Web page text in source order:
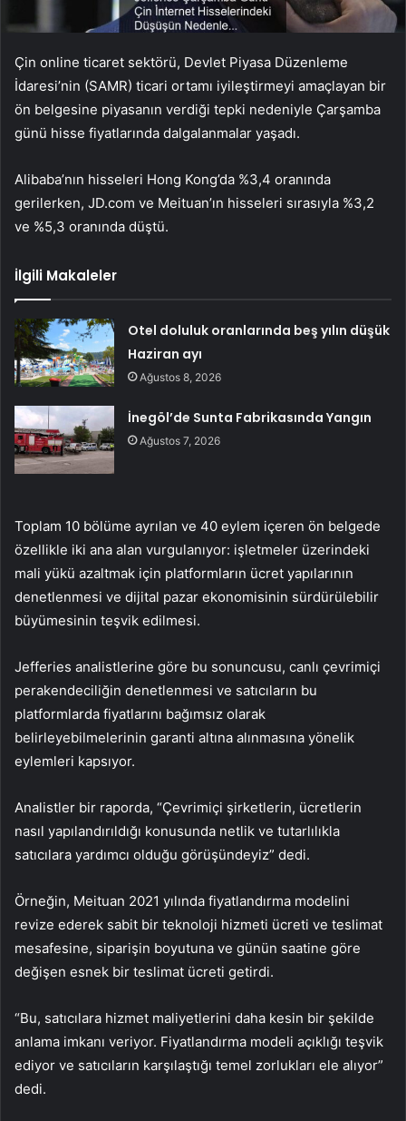
Çin online ticaret sektörü, Devlet Piyasa Düzenleme
İdaresi’nin (SAMR) ticari ortamı iyileştirmeyi amaçlayan bir
ön belgesine piyasanın verdiği tepki nedeniyle Çarşamba
günü hisse fiyatlarında dalgalanmalar yaşadı.
Alibaba’nın hisseleri Hong Kong’da %3,4 oranında
gerilerken, JD.com ve Meituan’ın hisseleri sırasıyla %3,2
ve %5,3 oranında düştü.
İlgili Makaleler
Otel doluluk oranlarında beş yılın düşük
Haziran ayı
Ağustos 8, 2026
İnegöl’de Sunta Fabrikasında Yangın
Ağustos 7, 2026
Toplam 10 bölüme ayrılan ve 40 eylem içeren ön belgede
özellikle iki ana alan vurgulanıyor: işletmeler üzerindeki
mali yükü azaltmak için platformların ücret yapılarının
denetlenmesi ve dijital pazar ekonomisinin sürdürülebilir
büyümesinin teşvik edilmesi.
Jefferies analistlerine göre bu sonuncusu, canlı çevrimiçi
perakendeciliğin denetlenmesi ve satıcıların bu
platformlarda fiyatlarını bağımsız olarak
belirleyebilmelerinin garanti altına alınmasına yönelik
eylemleri kapsıyor.
Analistler bir raporda, “Çevrimiçi şirketlerin, ücretlerin
nasıl yapılandırıldığı konusunda netlik ve tutarlılıkla
satıcılara yardımcı olduğu görüşündeyiz” dedi.
Örneğin, Meituan 2021 yılında fiyatlandırma modelini
revize ederek sabit bir teknoloji hizmeti ücreti ve teslimat
mesafesine, siparişin boyutuna ve günün saatine göre
değişen esnek bir teslimat ücreti getirdi.
“Bu, satıcılara hizmet maliyetlerini daha kesin bir şekilde
anlama imkanı veriyor. Fiyatlandırma modeli açıklığı teşvik
ediyor ve satıcıların karşılaştığı temel zorlukları ele alıyor”
dedi.